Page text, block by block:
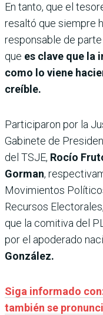
En tanto, que el
resaltó que siempre
responsable de
que es clave que la
como lo viene
creíble.
Participaron por la
Gabinete de
del TSJE, Rocío
Gorman,
Movimientos
Recursos Electorales,
que la comitiva del
por el apoderado
González.
Siga informado
también se